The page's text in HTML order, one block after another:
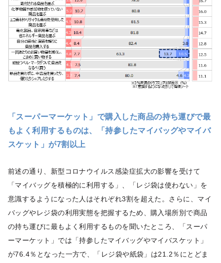
「スーパーマーケット」で購入した商品の持ち運びで最
もよく利用するものは、「持参したマイバッグやマイバ
スケット」が7割以上
前述の通り、新型コロナウイルス感染症拡大の影響を受けて
「マイバッグを積極的に利用する」、「レジ袋は使わない」を
意識するようになった人はそれぞれ3割を超えた。さらに、マイ
バッグやレジ袋の利用実態を把握するため、購入場所別で商品
の持ち運びに最もよく利用するものを聞いたところ、「スーパ
ーマーケット」では「持参したマイバッグやマイバスケット」
が76.4％となった一方で、「レジ袋や紙袋」は21.2％にとどま